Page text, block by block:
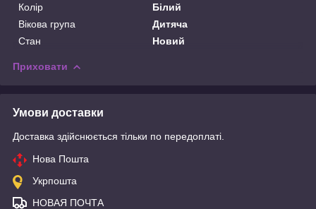
Колір
Білий
Вікова група
Дитяча
Стан
Новий
Приховати
Умови доставки
Доставка здійснюється тільки по передоплаті.
Нова Пошта
Укрпошта
НОВАЯ ПОЧТА